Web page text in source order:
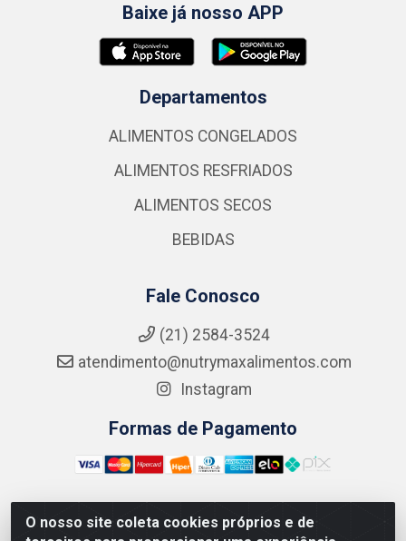
O nosso site coleta cookies próprios e de
Baixe já nosso APP
Departamentos
ALIMENTOS CONGELADOS
ALIMENTOS RESFRIADOS
ALIMENTOS SECOS
BEBIDAS
Fale Conosco
(21) 2584-3524
atendimento@nutrymaxalimentos.com
Instagram
Formas de Pagamento
NUTRY MAX COMÉRCIO DE PRODUTOS ALIMENTICIOS